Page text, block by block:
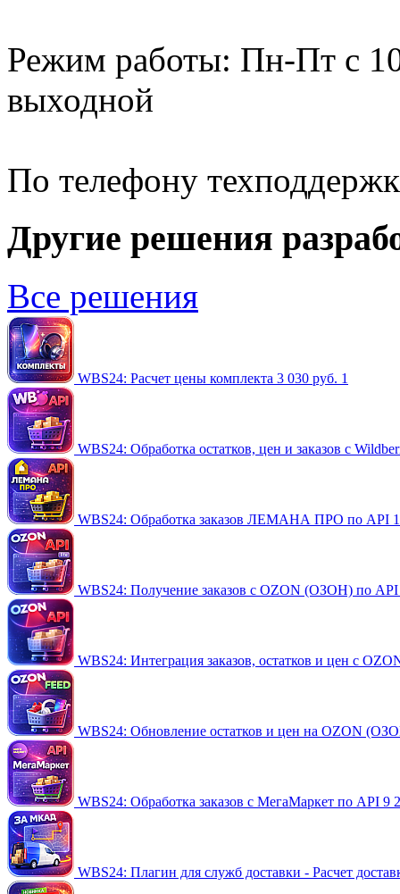
Режим работы: Пн-Пт с
выходной
По телефону
Другие решения
Все решения
WBS24: Расчет цены комплекта 3 030 руб. 1
WBS24: Обработка остатков, цен и заказов с
WBS24: Обработка заказов ЛЕМАНА ПРО по API
WBS24: Получение заказов с OZON (ОЗОН) по
WBS24: Интеграция заказов, остатков и цен с
WBS24: Обновление остатков и цен на OZON
WBS24: Обработка заказов с МегаМаркет по API 9
WBS24: Плагин для служб доставки - Расчет